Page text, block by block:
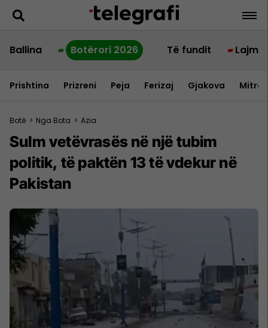
Ballina Botërori 2026 Të fundit Lajme
Prishtina Prizreni Peja Ferizaj Gjakova
Botë > Nga Bota > Azia
Sulm vetëvrasës në një tubim
politik, të paktën 13 të vdekur në
Pakistan